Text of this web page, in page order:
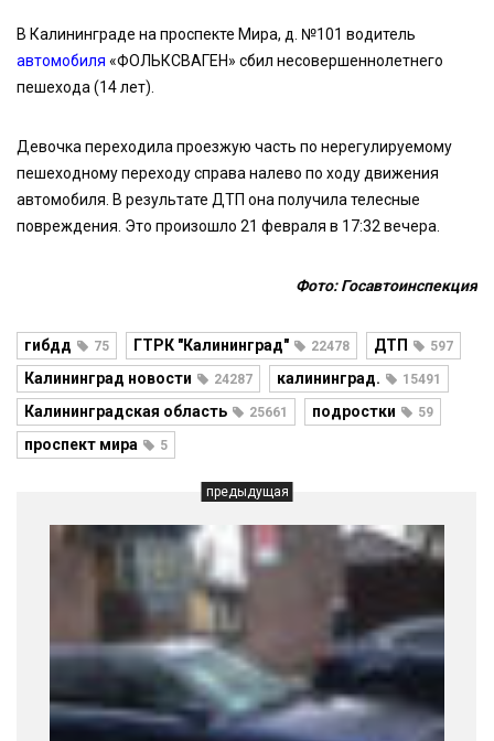
В Калининграде на проспекте Мира, д. №101 водитель
автомобиля «ФОЛЬКСВАГЕН» сбил несовершеннолетнего
пешехода (14 лет).
Девочка переходила проезжую часть по нерегулируемому
пешеходному переходу справа налево по ходу движения
автомобиля. В результате ДТП она получила телесные
повреждения. Это произошло 21 февраля в 17:32 вечера.
Фото: Госавтоинспекция
гибдд 75 ГТРК "Калининград" 22478 ДТП 597
Калининград новости 24287 калининград. 15491
Калининградская область 25661 подростки 59
проспект мира 5
предыдущая